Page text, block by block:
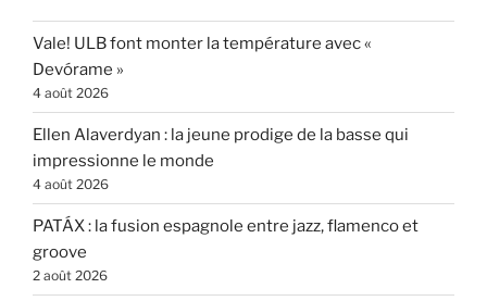
Vale! ULB font monter la température avec «
Devórame »
4 août 2026
Ellen Alaverdyan : la jeune prodige de la basse qui
impressionne le monde
4 août 2026
PATÁX : la fusion espagnole entre jazz, flamenco et
groove
2 août 2026